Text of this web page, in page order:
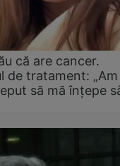
că are cancer.
de tratament:
să mă înțepe